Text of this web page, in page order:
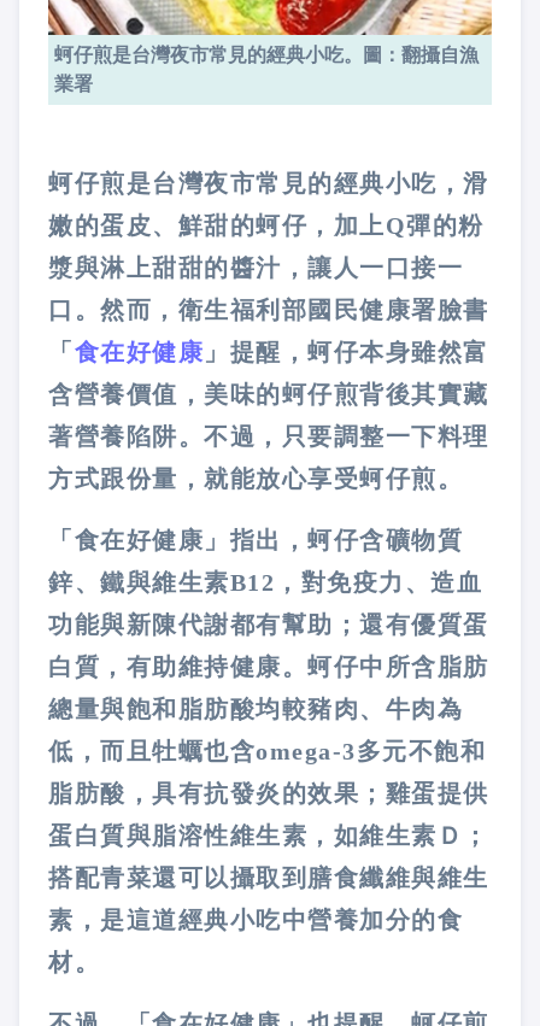
蚵仔煎是台灣夜市常見的經典小吃。圖：翻攝自漁
業署
蚵仔煎是台灣夜市常見的經典小吃，滑
嫩的蛋皮、鮮甜的蚵仔，加上Q彈的粉
漿與淋上甜甜的醬汁，讓人一口接一
口。然而，衛生福利部國民健康署臉書
「 食在好健康 」提醒，蚵仔本身雖然富
含營養價值，美味的蚵仔煎背後其實藏
著營養陷阱。不過，只要調整一下料理
方式跟份量，就能放心享受蚵仔煎。
「食在好健康」指出， 蚵仔含礦物質
鋅、鐵與維生素B12，對免疫力、造血
功能與新陳代謝都有幫助；還有優質蛋
白質，有助維持健康。蚵仔中所含脂肪
總量與飽和脂肪酸均較豬肉、牛肉為
低，而且牡蠣也含omega-3多元不飽和
脂肪酸，具有抗發炎的效果； 雞蛋提供
蛋白質與脂溶性維生素，如維生素Ｄ；
搭配青菜還可以攝取到膳食纖維與維生
素，是這道經典小吃中營養加分的食
材。